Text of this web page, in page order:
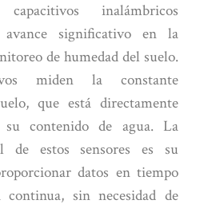
inalámbricos
significativo en la
de humedad del suelo.
miden la constante
que está directamente
su contenido de agua. La
de estos sensores es su
datos en tiempo
sin necesidad de